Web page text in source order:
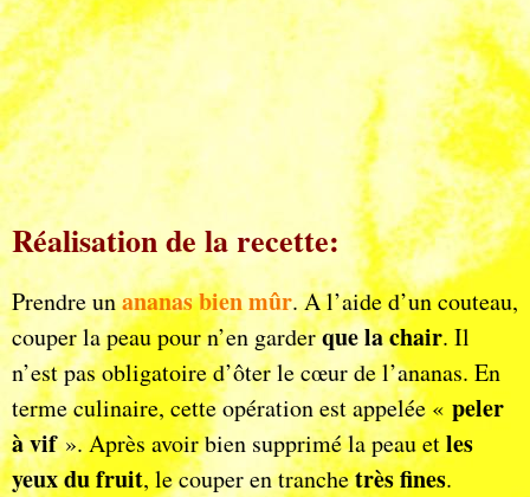
Réalisation de la recette:
Prendre unananas bien mûr. A l’aide d’un couteau,
couper la peau pour n’en garderque la chair. Il
n’est pas obligatoire d’ôter le cœur de l’ananas. En
terme culinaire, cette opération est appelée « peler
à vif». Après avoir bien supprimé la peau etles
yeux du fruit, le couper en tranchetrès fines.